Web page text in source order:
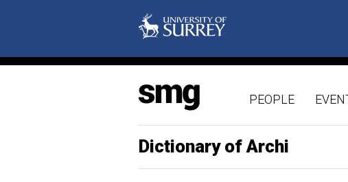
PEOPLE
Dictionary of Archi
качели
каша
кашлять
квадрат
келья